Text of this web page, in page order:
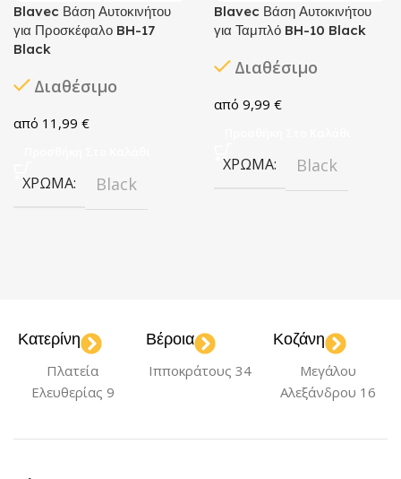
Blavec Βάση Αυτοκινήτου
για Προσκέφαλο BH-17
Black
Διαθέσιμο
11,99 €
ΧΡΏΜΑ Black
Blavec Βάση Αυτοκινήτου
για Ταμπλό BH-10 Black
Διαθέσιμο
9,99 €
ΧΡΏΜΑ Black
Κατερίνη
Πλατεία
Ελευθερίας 9
Βέροια
Ιπποκράτους 34
Κοζάνη
Μεγάλου
Αλεξάνδρου 16